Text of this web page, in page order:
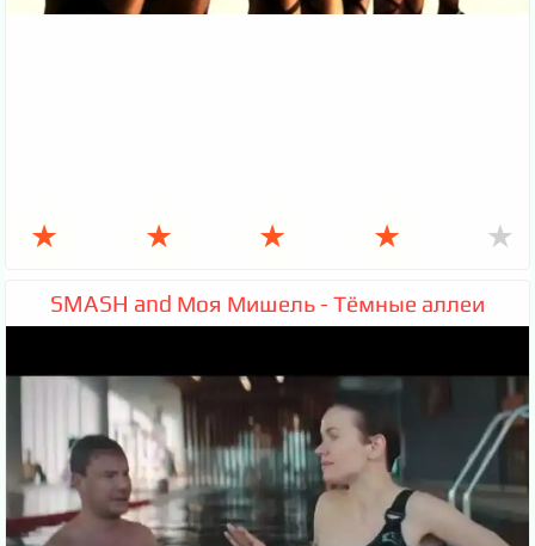
★ ★ ★ ★ ★
SMASH and Моя Мишель - Тёмные аллеи